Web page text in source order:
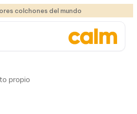
colchones del mundo
propio